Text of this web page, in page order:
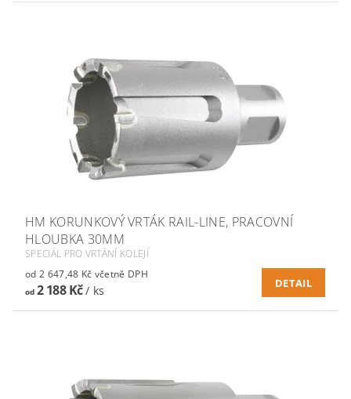
HM KORUNKOVÝ VRTÁK RAIL-LINE, PRACOVNÍ
HLOUBKA 30MM
SPECIÁL PRO VRTÁNÍ KOLEJÍ
od 2 647,48 Kč včetně DPH
od2 188 Kč/ ks
DETAIL